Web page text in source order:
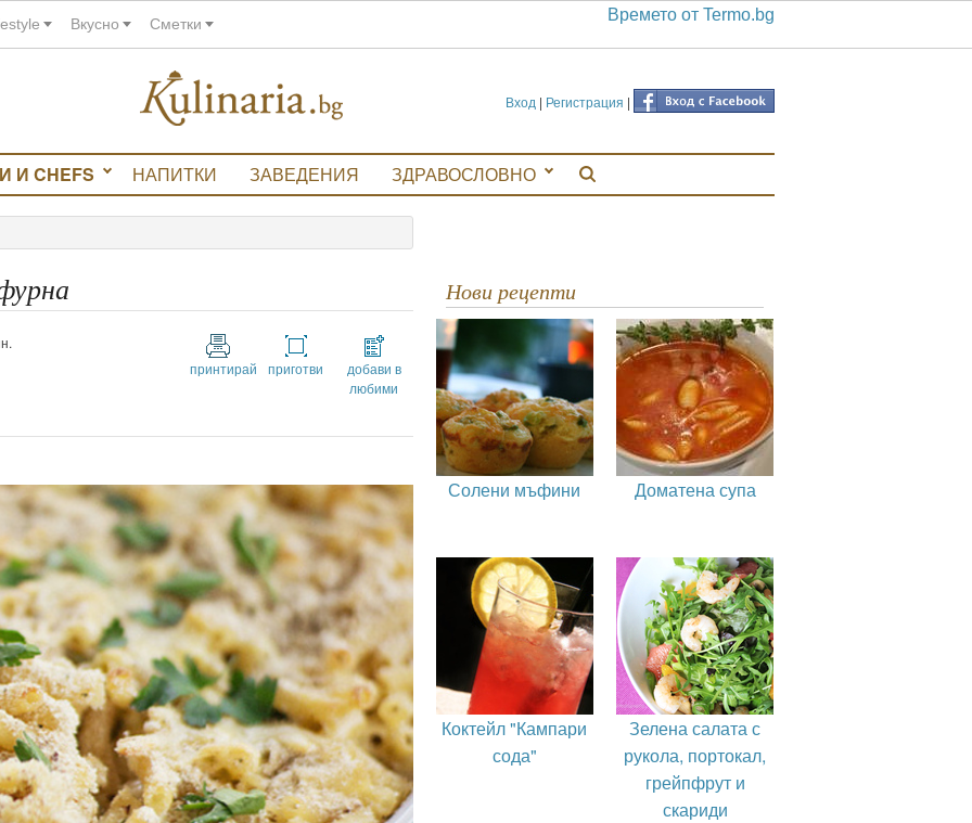
Вкусно Сметки Времето от Termo.bg
Вход | Регистрация |
И CHEFS НАПИТКИ ЗАВЕДЕНИЯ ЗДРАВОСЛОВНО
принтирай приготви
добави в
любими
Нови рецепти
Солени мъфини Доматена супа
Коктейл "Кампари
сода"
Зелена салата с
рукола, портокал,
грейпфрут и
скариди